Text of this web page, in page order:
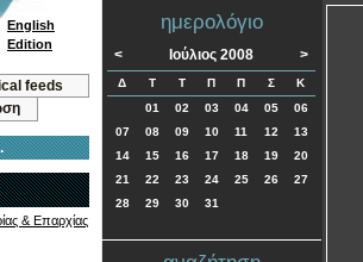
feeds
English
Edition
& Επαρχίας
ημερολόγιο
< Ιούλιος 2008 >
Δ Τ Τ Π Π Σ
Κ
01
02 03 04 05
06
07
08 09 10 11 12
13
14
15 16 17 18 19
20
21
22 23 24 25 26
27
28
29 30 31